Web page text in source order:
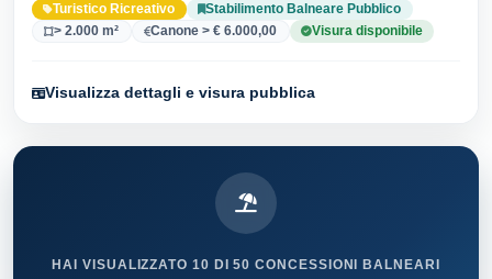
Turistico Ricreativo
Stabilimento Balneare Pubblico
> 2.000 m²
Canone > € 6.000,00 Visura disponibile
Visualizza dettagli e visura pubblica
HAI VISUALIZZATO 10 DI 50 CONCESSIONI BALNEARI